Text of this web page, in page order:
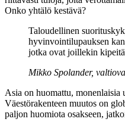
Onko yhtälö kestävä?
Taloudellinen
hyvinvointilupauksen
jotka ovat joillekin
Mikko Spolander,
Asia on huomattu, monenlaisia
Väestörakenteen muutos on
paljon huomiota osakseen,